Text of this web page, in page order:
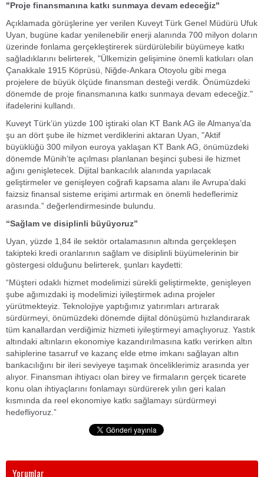
"Proje finansmanına katkı sunmaya devam edeceğiz"
Açıklamada görüşlerine yer verilen Kuveyt Türk Genel Müdürü Ufuk
Uyan, bugüne kadar yenilenebilir enerji alanında 700 milyon doların
üzerinde fonlama gerçekleştirerek sürdürülebilir büyümeye katkı
sağladıklarını belirterek, "Ülkemizin gelişimine önemli katkıları olan
Çanakkale 1915 Köprüsü, Niğde-Ankara Otoyolu gibi mega
projelere de büyük ölçüde finansman desteği verdik. Önümüzdeki
dönemde de proje finansmanına katkı sunmaya devam edeceğiz."
ifadelerini kullandı.
Kuveyt Türk’ün yüzde 100 iştiraki olan KT Bank AG ile Almanya’da
şu an dört şube ile hizmet verdiklerini aktaran Uyan, "Aktif
büyüklüğü 300 milyon euroya yaklaşan KT Bank AG, önümüzdeki
dönemde Münih’te açılması planlanan beşinci şubesi ile hizmet
ağını genişletecek. Dijital bankacılık alanında yapılacak
geliştirmeler ve genişleyen coğrafi kapsama alanı ile Avrupa’daki
faizsiz finansal sisteme erişimi artırmak en önemli hedeflerimiz
arasında.” değerlendirmesinde bulundu.
“Sağlam ve disiplinli büyüyoruz”
Uyan, yüzde 1,84 ile sektör ortalamasının altında gerçekleşen
takipteki kredi oranlarının sağlam ve disiplinli büyümelerinin bir
göstergesi olduğunu belirterek, şunları kaydetti:
“Müşteri odaklı hizmet modelimizi sürekli geliştirmekte, genişleyen
şube ağımızdaki iş modelimizi iyileştirmek adına projeler
yürütmekteyiz. Teknolojiye yaptığımız yatırımları artırarak
sürdürmeyi, önümüzdeki dönemde dijital dönüşümü hızlandırarak
tüm kanallardan verdiğimiz hizmeti iyileştirmeyi amaçlıyoruz. Yastık
altındaki altınların ekonomiye kazandırılmasına katkı verirken altın
sahiplerine tasarruf ve kazanç elde etme imkanı sağlayan altın
bankacılığını bir ileri seviyeye taşımak önceliklerimiz arasında yer
alıyor. Finansman ihtiyacı olan birey ve firmaların gerçek ticarete
konu olan ihtiyaçlarını fonlamayı sürdürerek yılın geri kalan
kısmında da reel ekonomiye katkı sağlamayı sürdürmeyi
hedefliyoruz.”
Yorumlar